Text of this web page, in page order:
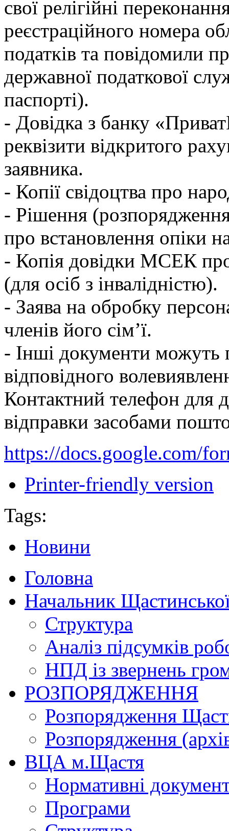
свої релігійні
реєстраційного номера
податків та повідомили
державної податкової
паспорті).
- Довідка з банку
реквізити відкритого
заявника.
- Копії свідоцтва про
- Рішення
про встановлення опіки
- Копія довідки МСЕК про
(для осіб з інвалідністю).
- Заява на обробку
членів його сім’ї.
- Інші документи можуть
відповідного
Контактний телефон для
відправки засобами
https://docs.google.com/
Printer-friendly version
Tags:
Новини
Головна
Начальник
Структура
Аналіз підсумків
НПД із звернень
РОЗПОРЯДЖЕННЯ
Розпорядження
Розпорядження
ВЦА м.Щастя
Нормативні
Програми